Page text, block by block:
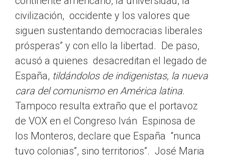
civilización, occidente y los valores que
siguen sustentando democracias liberales
prósperas” y con ello la libertad. De paso,
acusó a quienes desacreditan el legado de
España, tildándolos de indigenistas, la nueva
cara del comunismo en América latina.
Tampoco resulta extraño que el portavoz
de VOX en el Congreso Iván Espinosa de
los Monteros, declare que España “nunca
tuvo colonias”, sino territorios”. José Maria